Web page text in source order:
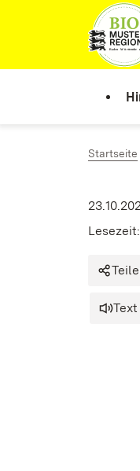
Zum Inhalt
Startseite